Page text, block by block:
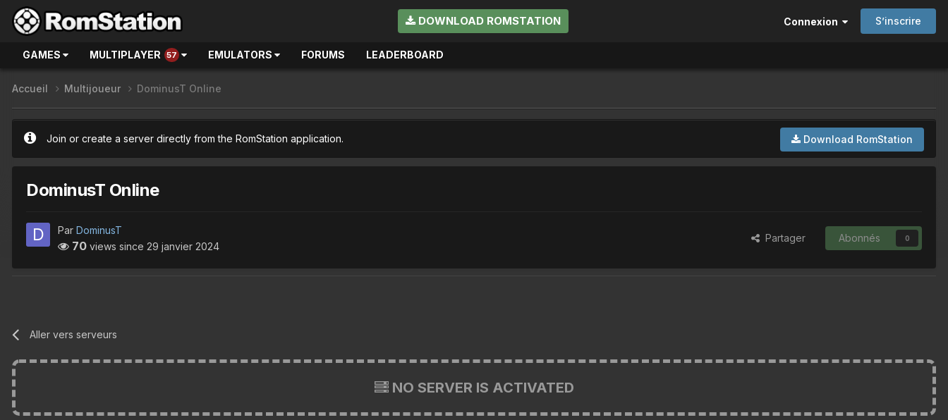
DOWNLOAD ROMSTATION Connexion S’inscrire
GAMES MULTIPLAYER 57 EMULATORS FORUMS LEADERBOARD
Accueil Multijoueur DominusT Online
Download RomStation
Join or create a server directly from the RomStation application.
DominusT Online
Par DominusT
70 views since 29 janvier 2024
Partager Abonnés 0
Aller vers serveurs
NO SERVER IS ACTIVATED